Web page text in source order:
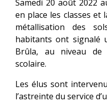
Samedi 20 août 2022
en place les classes et
métallisation des
habitants ont signalé
Brûla, au niveau de
scolaire.
Les élus sont
l’astreinte du service